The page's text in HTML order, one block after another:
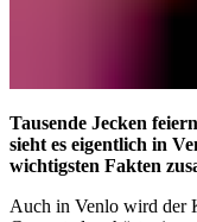
Tausende Jecken
sieht es eigentlich in
wichtigsten Fakten
Auch in Venlo wird der